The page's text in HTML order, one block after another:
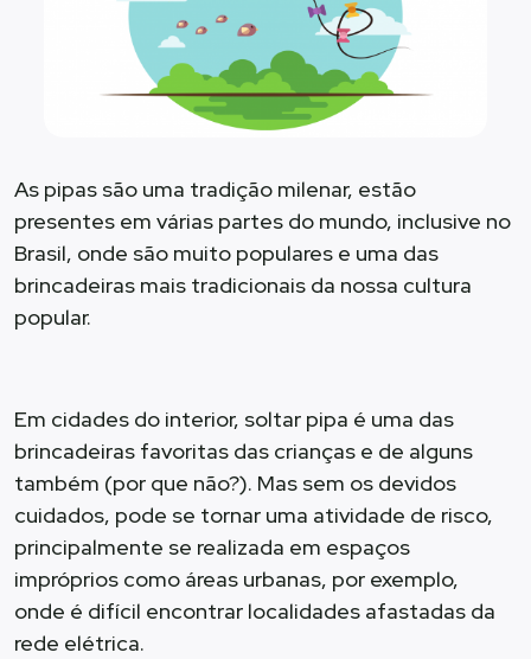
As pipas são uma tradição milenar, estão
presentes em várias partes do mundo, inclusive no
Brasil, onde são muito populares e uma das
brincadeiras mais tradicionais da nossa cultura
popular.
Em cidades do interior, soltar pipa é uma das
brincadeiras favoritas das crianças e de alguns
também (por que não?). Mas sem os devidos
cuidados, pode se tornar uma atividade de risco,
principalmente se realizada em espaços
impróprios como áreas urbanas, por exemplo,
onde é difícil encontrar localidades afastadas da
rede elétrica.